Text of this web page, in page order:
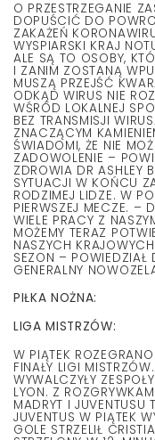
O PRZESTRZEGANIE
DOPUŚCIĆ DO
ZAKAŻEŃ
WYSPIARSKI KRAJ
ALE SĄ TO OSOBY,
I ZANIM ZOSTANĄ
MUSZĄ PRZEJŚĆ
ODKĄD WIRUS NIE
WŚRÓD LOKALNEJ
BEZ TRANSMISJI
ZNACZĄCYM
ŚWIADOMI, ŻE NIE
ZADOWOLENIE –
ZDROWIA DR ASHLEY
SYTUACJI W KOŃCU
RODZIMEJ LIDZE. W
PIERWSZEJ MECZE. –
WIELE PRACY Z
MOŻEMY TERAZ
NASZYCH
SEZON – POWIEDZIAŁ
GENERALNY
PIŁKA NOŻNA:
LIGA MISTRZÓW:
W PIĄTEK
FINAŁY LIGI
WYWALCZYŁY
LYON. Z
MADRYT I JUVENTUSU
JUVENTUS W PIĄTEK
GOLE STRZELIŁ